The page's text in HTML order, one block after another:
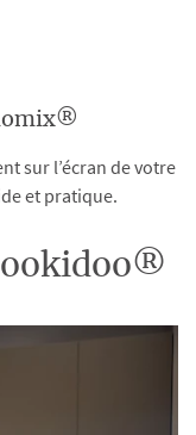
sur l’écran de votre
et pratique.